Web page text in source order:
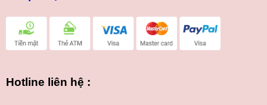
Hotline liên hệ :